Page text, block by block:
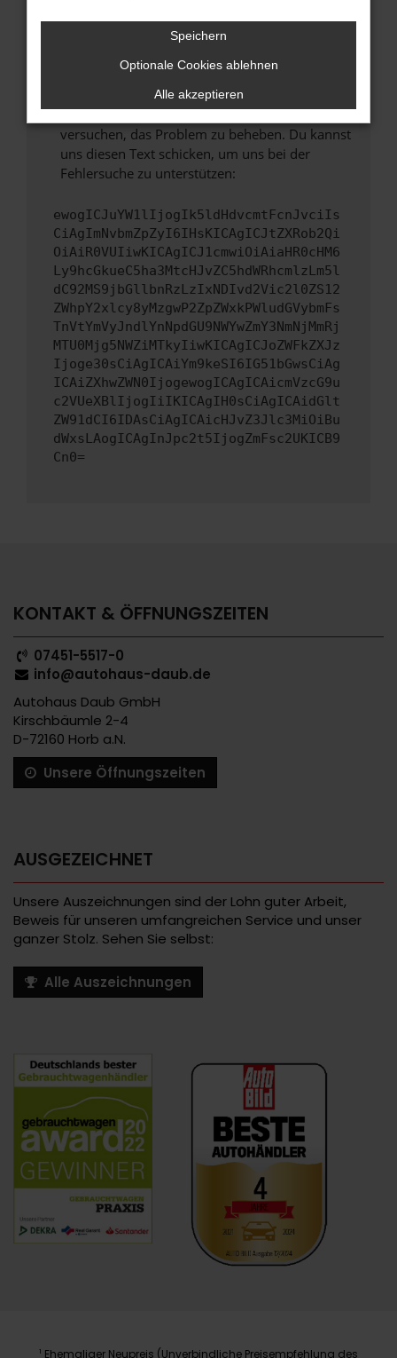
führen, dass bestimmte Funktionen nicht mehr
Wende dich an den Webseitenbetreiber.
Wenn du alle oben genannten Schritte versucht
hast, kontaktiere uns bitte. Wir werden
versuchen, das Problem zu beheben. Du kannst
uns diesen Text schicken, um uns bei der
Fehlersuche zu unterstützen:
ewogICJuYW1lIjogIk5ldHdvcmtFcnJvciIs
CiAgImNvbmZpZyI6IHsKICAgICJtZXRob2Qi
OiAiR0VUIiwKICAgICJ1cmwiOiAiaHR0cHM6
Ly9hcGkueC5ha3MtcHJvZC5hdWRhcmlzLm5l
dC92MS9jbGllbnRzLzIxNDIvd2Vic2l0ZS12
ZWhpY2xlcy8yMzgwP2ZpZWxkPWludGVybmFs
TnVtYmVyJndlYnNpdGU9NWYwZmY3NmNjMmRj
MTU0Mjg5NWZiMTkyIiwKICAgICJoZWFkZXJz
Ijoge30sCiAgICAiYm9keSI6IG51bGwsCiAg
ICAiZXhwZWN0IjogewogICAgICAicmVzcG9u
c2VUeXBlIjogIiIKICAgIH0sCiAgICAidGlt
ZW91dCI6IDAsCiAgICAicHJvZ3Jlc3MiOiBu
dWxsLAogICAgInJpc2t5IjogZmFsc2UKICB9
Cn0=
KONTAKT & ÖFFNUNGSZEITEN
07451-5517-0
info@autohaus-daub.de
Autohaus Daub GmbH
Kirschbäumle 2-4
D-72160 Horb a.N.
Unsere Öffnungszeiten
AUSGEZEICHNET
Unsere Auszeichnungen sind der Lohn guter Arbeit,
Beweis für unseren umfangreichen Service und unser
ganzer Stolz. Sehen Sie selbst:
Alle Auszeichnungen
1 Ehemaliger Neupreis (Unverbindliche Preisempfehlung des
Speichern
Optionale Cookies ablehnen
Alle akzeptieren